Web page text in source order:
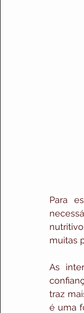
Para
muitas
As
traz
é uma